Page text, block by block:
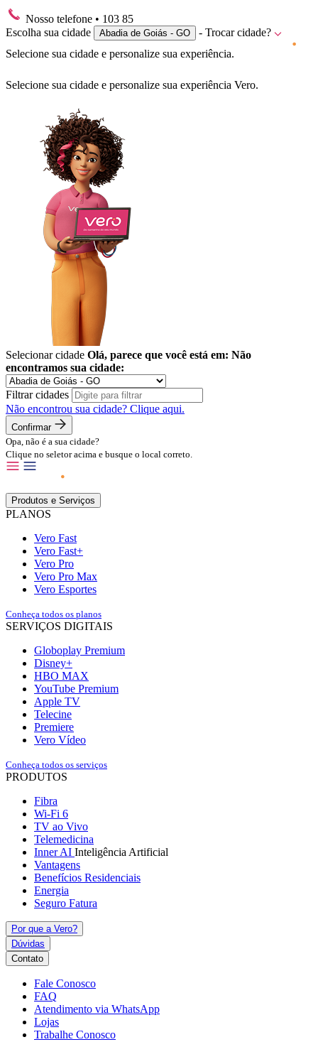
Nosso telefone • 103 85
Escolha sua cidade
Abadia de Goiás - GO
- Trocar cidade?
Selecione sua cidade e personalize sua experiência.
Selecione sua cidade e personalize sua experiência Vero.
Selecionar cidade Olá, parece que você está em: Não
encontramos sua cidade:
Filtrar cidades
Não encontrou sua cidade? Clique aqui.
Confirmar
Opa, não é a sua cidade?
Clique no seletor acima e busque o local correto.
Produtos e Serviços
PLANOS
Vero Fast
Vero Fast+
Vero Pro
Vero Pro Max
Vero Esportes
Conheça todos os planos
SERVIÇOS DIGITAIS
Globoplay Premium
Disney+
HBO MAX
YouTube Premium
Apple TV
Telecine
Premiere
Vero Vídeo
Conheça todos os serviços
PRODUTOS
Fibra
Wi-Fi 6
TV ao Vivo
Telemedicina
Inner AI Inteligência Artificial
Vantagens
Benefícios Residenciais
Energia
Seguro Fatura
Por que a Vero?
Dúvidas
Contato
Fale Conosco
FAQ
Atendimento via WhatsApp
Lojas
Trabalhe Conosco